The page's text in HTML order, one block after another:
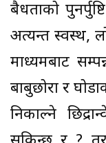
बैधताको
अत्यन्त स्वस्थ,
माध्यमबाट
बाबुछोरा र
निकाल्ने